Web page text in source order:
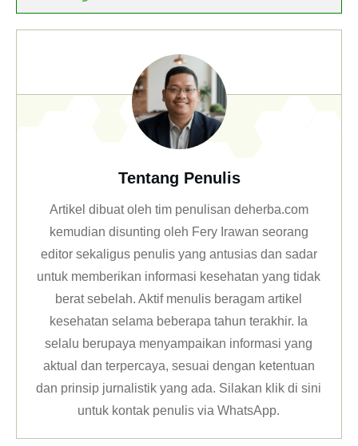
Tentang Penulis
Artikel dibuat oleh tim penulisan deherba.com
kemudian disunting oleh Fery Irawan seorang
editor sekaligus penulis yang antusias dan sadar
untuk memberikan informasi kesehatan yang tidak
berat sebelah. Aktif menulis beragam artikel
kesehatan selama beberapa tahun terakhir. Ia
selalu berupaya menyampaikan informasi yang
aktual dan terpercaya, sesuai dengan ketentuan
dan prinsip jurnalistik yang ada. Silakan klikdi sini
untuk kontak penulis via WhatsApp.